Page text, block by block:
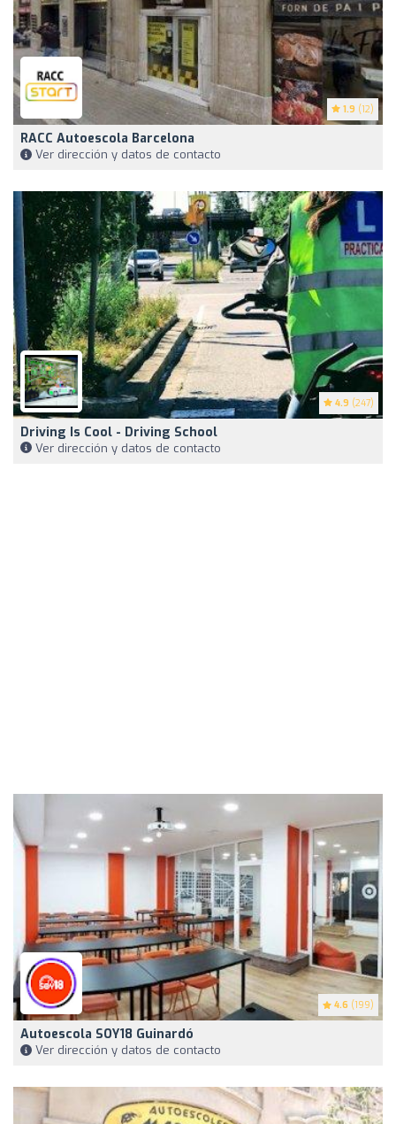
1.9 (12)
RACC Autoescola Barcelona
Ver dirección y datos de contacto
4.9 (247)
Driving Is Cool - Driving School
Ver dirección y datos de contacto
4.6 (199)
Autoescola SOY18 Guinardó
Ver dirección y datos de contacto